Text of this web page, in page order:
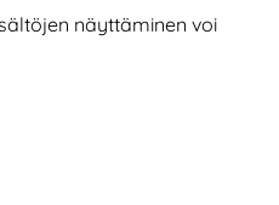
näyttäminen voi